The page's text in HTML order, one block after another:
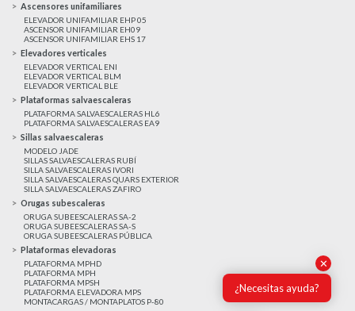
Ascensores unifamiliares
ELEVADOR UNIFAMILIAR EHP 05
ASCENSOR UNIFAMILIAR EH09
ASCENSOR UNIFAMILIAR EHS 17
Elevadores verticales
ELEVADOR VERTICAL ENI
ELEVADOR VERTICAL BLM
ELEVADOR VERTICAL BLE
Plataformas salvaescaleras
PLATAFORMA SALVAESCALERAS HL6
PLATAFORMA SALVAESCALERAS EA9
Sillas salvaescaleras
MODELO JADE
SILLAS SALVAESCALERAS RUBÍ
SILLA SALVAESCALERAS IVORI
SILLA SALVAESCALERAS QUARS EXTERIOR
SILLA SALVAESCALERAS ZAFIRO
Orugas subescaleras
ORUGA SUBEESCALERAS SA-2
ORUGA SUBEESCALERAS SA-S
ORUGA SUBEESCALERAS PÚBLICA
Plataformas elevadoras
PLATAFORMA MPHD
PLATAFORMA MPH
PLATAFORMA MPSH
PLATAFORMA ELEVADORA MPS
MONTACARGAS / MONTAPLATOS P-80
✕
¿Necesitas ayuda?